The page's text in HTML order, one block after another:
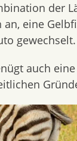
der
an, eine
gewechselt.
auch